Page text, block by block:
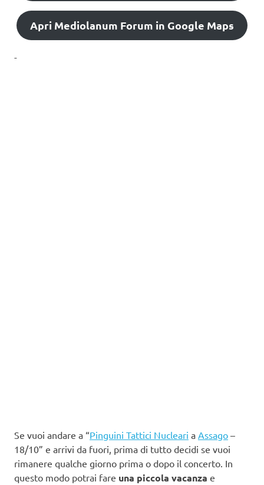
Apri Mediolanum Forum in Google Maps
-
Se vuoi andare a “Pinguini Tattici Nucleari a Assago –
18/10” e arrivi da fuori, prima di tutto decidi se vuoi
rimanere qualche giorno prima o dopo il concerto. In
questo modo potrai fare una piccola vacanza e